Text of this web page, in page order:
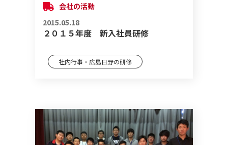
会社の活動
2015.05.18
２０１５年度 新入社員研修
社内行事・広島日野の研修